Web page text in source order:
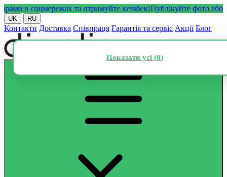
в соцмережах та отримуйте кешбек!Публікуйте фото або
UK RU
Контакти Доставка Співпраця Гарантія та сервіс Акції Блог
Показати усі (0)